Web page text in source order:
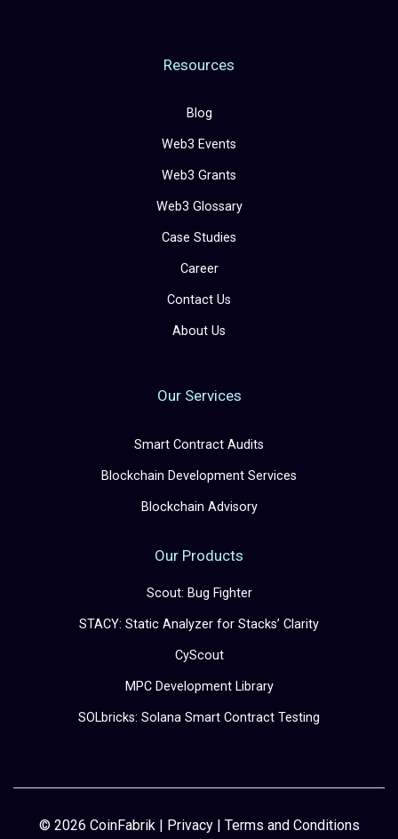
Resources
Blog
Web3 Events
Web3 Grants
Web3 Glossary
Case Studies
Career
Contact Us
About Us
Our Services
Smart Contract Audits
Blockchain Development Services
Blockchain Advisory
Our Products
Scout: Bug Fighter
STACY: Static Analyzer for Stacks’ Clarity
CyScout
MPC Development Library
SOLbricks: Solana Smart Contract Testing
© 2026 CoinFabrik | Privacy| Terms and Conditions